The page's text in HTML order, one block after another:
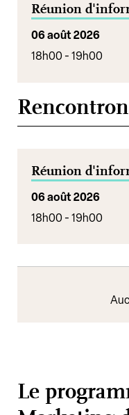
Réunion
06 août 2026
18h00 - 19h00
Réunion
06 août 2026
18h00 - 19h00
Le